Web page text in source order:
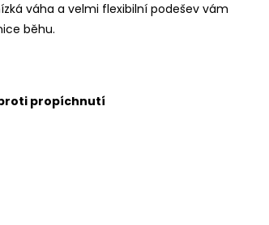
váha a velmi flexibilní podešev vám
běhu.
propíchnutí